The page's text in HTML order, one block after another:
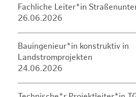
Fachliche Leiter*in
26.06.2026
Bauingenieur*in konstruktiv in
Landstromprojekten
24.06.2026